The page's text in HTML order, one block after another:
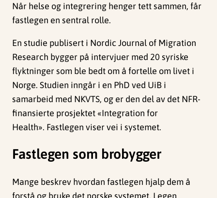
Når helse og integrering henger tett sammen, får
fastlegen en sentral rolle.
En studie publisert i Nordic Journal of Migration
Research bygger på intervjuer med 20 syriske
flyktninger som ble bedt om å fortelle om livet i
Norge. Studien inngår i en PhD ved UiB i
samarbeid med NKVTS, og er den del av det NFR-
finansierte prosjektet «Integration for
Health». Fastlegen viser vei i systemet.
Fastlegen som brobygger
Mange beskrev hvordan fastlegen hjalp dem å
forstå og bruke det norske systemet. Legen